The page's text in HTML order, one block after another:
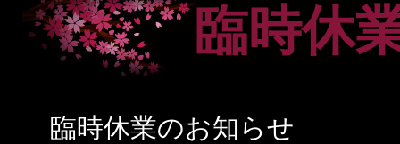
臨時休
臨時休業のお知らせ